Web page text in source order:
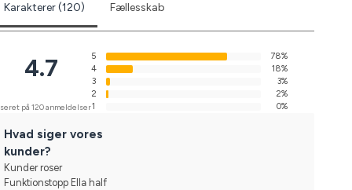
Karakterer (120) Fællesskab
4.7
på 120 anmeldelser
5
78%
4
18%
3
3%
2
2%
1
0%
Hvad siger vores
kunder?
Kunder roser
Funktionstopp Ella half